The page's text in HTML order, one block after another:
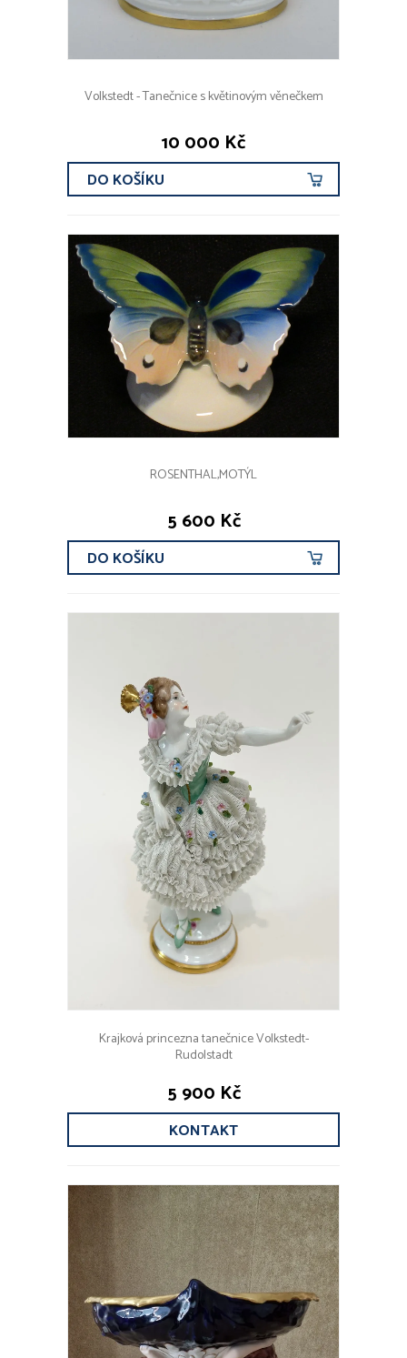
Volkstedt - Tanečnice s květinovým věnečkem
10 000 Kč
DO KOŠÍKU
ROSENTHAL,MOTÝL
5 600 Kč
DO KOŠÍKU
Krajková princezna tanečnice Volkstedt-
Rudolstadt
5 900 Kč
KONTAKT